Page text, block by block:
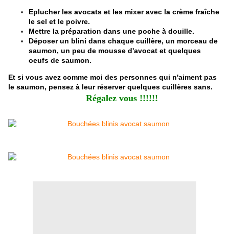
Eplucher les avocats et les mixer avec la crème fraîche
le sel et le poivre.
Mettre la préparation dans une poche à douille.
Déposer un blini dans chaque cuillère, un morceau de
saumon, un peu de mousse d'avocat et quelques
oeufs de saumon.
Et si vous avez comme moi des personnes qui n'aiment pas
le saumon, pensez à leur réserver quelques cuillères sans.
Régalez vous !!!!!!